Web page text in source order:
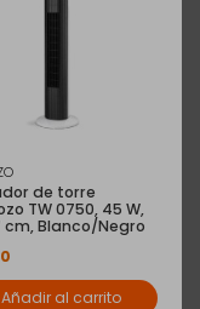
de torre
TW 0750, 45 W,
cm, Blanco/Negro
al carrito